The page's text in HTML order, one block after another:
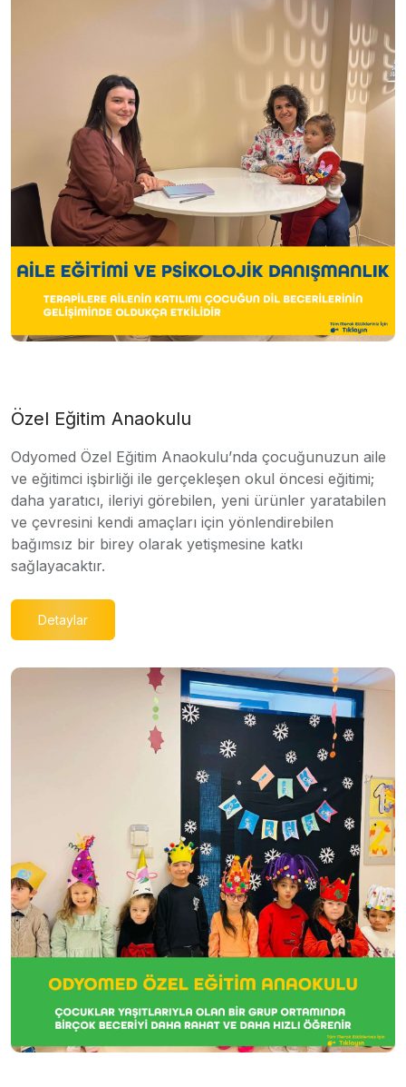
Özel Eğitim Anaokulu
Odyomed Özel Eğitim Anaokulu’nda çocuğunuzun aile
ve eğitimci işbirliği ile gerçekleşen okul öncesi eğitimi;
daha yaratıcı, ileriyi görebilen, yeni ürünler yaratabilen
ve çevresini kendi amaçları için yönlendirebilen
bağımsız bir birey olarak yetişmesine katkı
sağlayacaktır.
Detaylar